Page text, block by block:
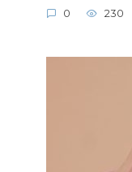
0 230